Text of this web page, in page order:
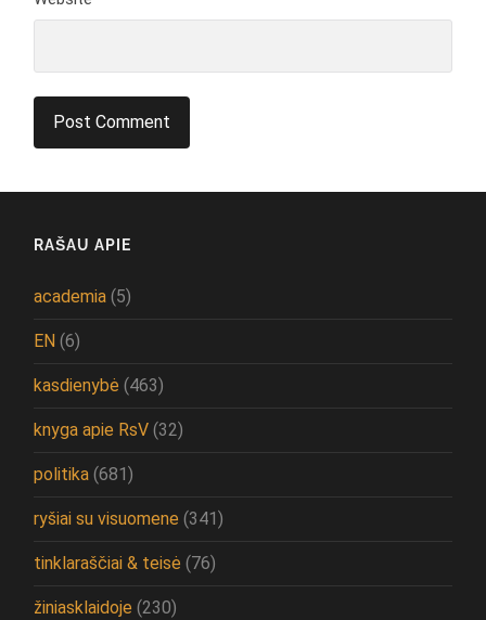
RAŠAU APIE
academia (5)
EN (6)
kasdienybė (463)
knyga apie RsV (32)
politika (681)
ryšiai su visuomene (341)
tinklaraščiai & teisė (76)
žiniasklaidoje (230)